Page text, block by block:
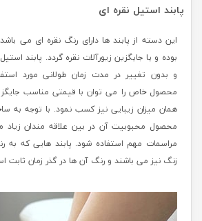
پابند استیل نقره ای
این دسته از پابند ها دارای رنگ نقره ای می
بوده و یا جایگزین زیورآلات نقره گردد. پابند
و بدون تغییر در مدت زمان طولانی مورد
محصول خاص را می توان با قیمتی مناسب
همان میزان زیبایی نیز کسب نمود. با توجه به
محصول محبوبیت آن در بین علاقه مندان
مراسمات مهم استفاده شود. پابند هایی که
زنگ نیز می باشند و رنگ آن ها در گذر زمان ثابت